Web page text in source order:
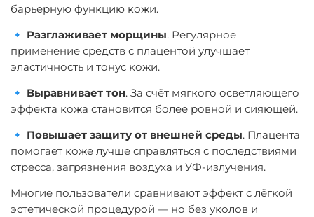
барьерную функцию кожи.
🔹 Разглаживает морщины. Регулярное
применение средств с плацентой улучшает
эластичность и тонус кожи.
🔹 Выравнивает тон. За счёт мягкого осветляющего
эффекта кожа становится более ровной и сияющей.
🔹 Повышает защиту от внешней среды. Плацента
помогает коже лучше справляться с последствиями
стресса, загрязнения воздуха и УФ-излучения.
Многие пользователи сравнивают эффект с лёгкой
эстетической процедурой — но без уколов и